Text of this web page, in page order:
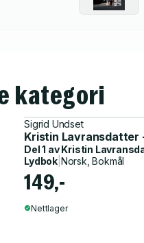
kategori
Sigrid Undset
Kristin Lavransdatter
Del 1 avKristin
Lydbok| Norsk, Bokmål
149,-
Nettlager